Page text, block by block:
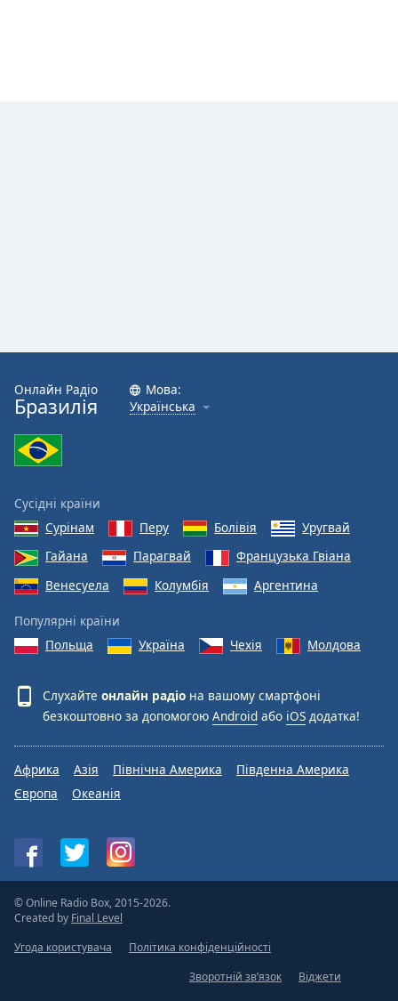
Онлайн Радіо
Бразилія
Мова:
Українська
Сусідні країни
Сурінам
Перу Болівія
Уругвай
Гайана
Парагвай
Французька Гвіана
Венесуела
Колумбія Аргентина
Популярні країни
Польща
Україна Чехія Молдова
Слухайте онлайн радіо на вашому смартфоні
безкоштовно за допомогою Android або iOS додатка!
Африка Азія Північна Америка
Південна Америка
Європа
Океанія
© Online Radio Box, 2015-2026.
Created by Final Level
Угода користувача
Політика конфіденційності
Зворотній зв’язок
Віджети